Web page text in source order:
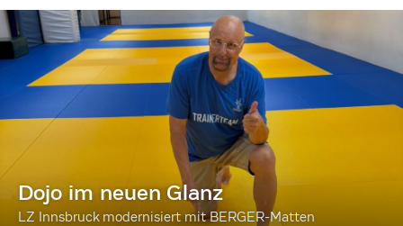
Dojo im neuen Glanz
LZ Innsbruck modernisiert mit BERGER-Matten